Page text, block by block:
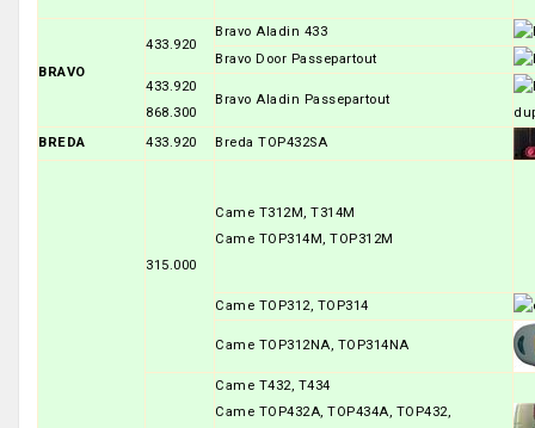
BRAVO
433.920
Bravo Aladin 433
Bravo Door Passepartout
433.920
868.300
Bravo Aladin Passepartout
BREDA 433.920 Breda TOP432SA
315.000
Came T312M, T314M
Came TOP314M, TOP312M
Came TOP312, TOP314
Came TOP312NA, TOP314NA
Came T432, T434
Came TOP432A, TOP434A, TOP432,